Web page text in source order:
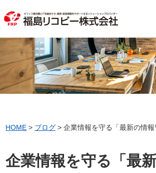
HOME > ブログ >企業情報を守る「最新の情報
企業情報を守る「最